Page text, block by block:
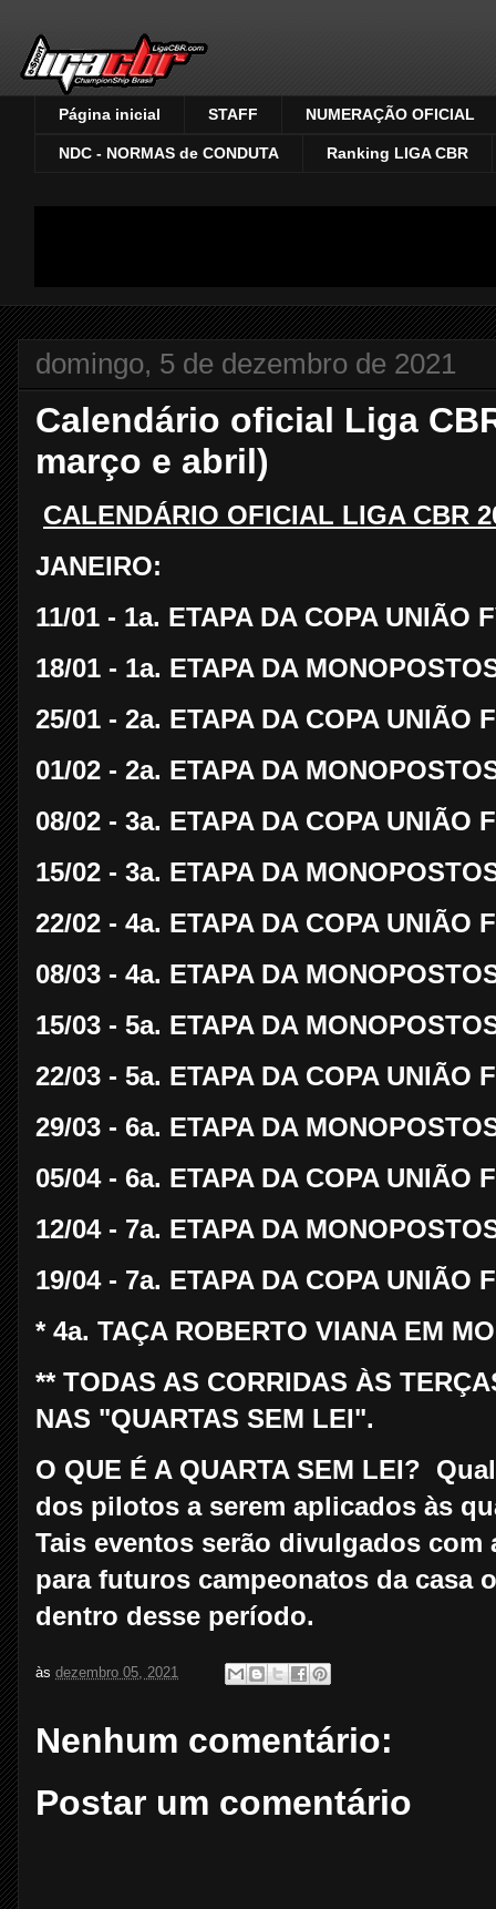
Página inicial STAFF NUMERAÇÃO OFICIAL
NDC - NORMAS de CONDUTA Ranking LIGA CBR
domingo, 5 de dezembro de 2021
Calendário oficial Liga
março e abril)
CALENDÁRIO OFICIAL LIGA CBR
JANEIRO:
11/01 - 1a. ETAPA DA COPA UNIÃO
18/01 - 1a. ETAPA DA
25/01 - 2a. ETAPA DA COPA UNIÃO
01/02 - 2a. ETAPA DA
08/02 - 3a. ETAPA DA COPA UNIÃO
15/02 - 3a. ETAPA DA
22/02 - 4a. ETAPA DA COPA UNIÃO
08/03 - 4a. ETAPA DA
15/03 - 5a. ETAPA DA
22/03 - 5a. ETAPA DA COPA UNIÃO
29/03 - 6a. ETAPA DA
05/04 - 6a. ETAPA DA COPA UNIÃO
12/04 - 7a. ETAPA DA
19/04 - 7a. ETAPA DA COPA UNIÃO
* 4a. TAÇA ROBERTO VIANA EM
** TODAS AS CORRIDAS ÀS
NAS "QUARTAS SEM LEI".
O QUE É A QUARTA SEM LEI?
dos pilotos a serem aplicados às
Tais eventos serão divulgados com
para futuros campeonatos da casa
dentro desse período.
às dezembro 05, 2021
Nenhum comentário:
Postar um comentário